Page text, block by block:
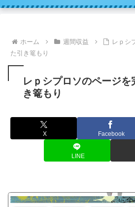
ホーム 週間収益
レｐシ
た引き篭もり
レｐシプロソのページを
き篭もり
X Facebook
LINE